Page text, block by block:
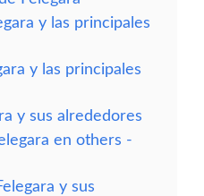
y las principales
y las principales
y sus alrededores
en others -
y sus